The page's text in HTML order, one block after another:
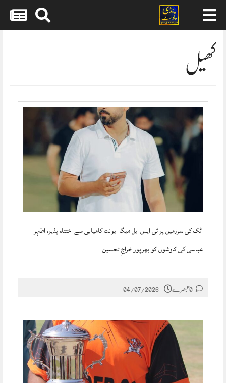
to
content
کھیل
اٹک کی سرزمین پر ٹی ایس ایل میگا ایونٹ کامیابی سے اختتام پذیر، اطہر
عباسی کی کاوشوں کو بھرپور خراجِ تحسین
04/07/2026